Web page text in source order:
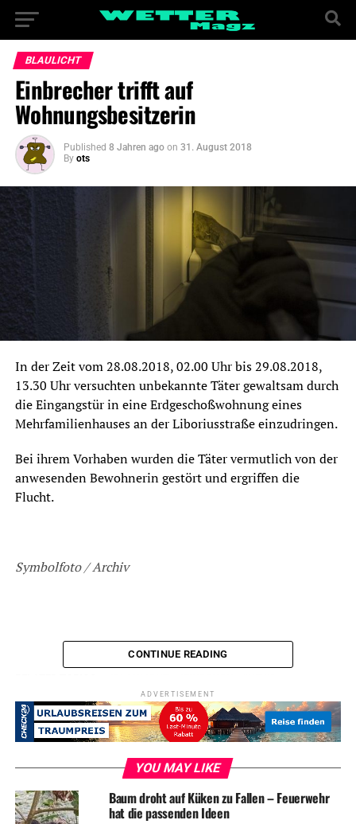
BLAULICHT
Einbrecher trifft auf
Wohnungsbesitzerin
Published 8 Jahren ago on 31. August 2018
By ots
In der Zeit vom 28.08.2018, 02.00 Uhr bis 29.08.2018,
13.30 Uhr versuchten unbekannte Täter gewaltsam durch
die Eingangstür in eine Erdgeschoßwohnung eines
Mehrfamilienhauses an der Liboriusstraße einzudringen.
Bei ihrem Vorhaben wurden die Täter vermutlich von der
anwesenden Bewohnerin gestört und ergriffen die
Flucht.
Symbolfoto / Archiv
ADVERTISEMENT
UP NEXT
Einbrecher beschädigen Zufahrtstore auf Firmengelände
Polizei findet geklauten Motorroller
CONTINUE READING
ADVERTISEMENT
YOU MAY LIKE
Baum droht auf Küken zu Fallen – Feuerwehr
hat die passenden Ideen